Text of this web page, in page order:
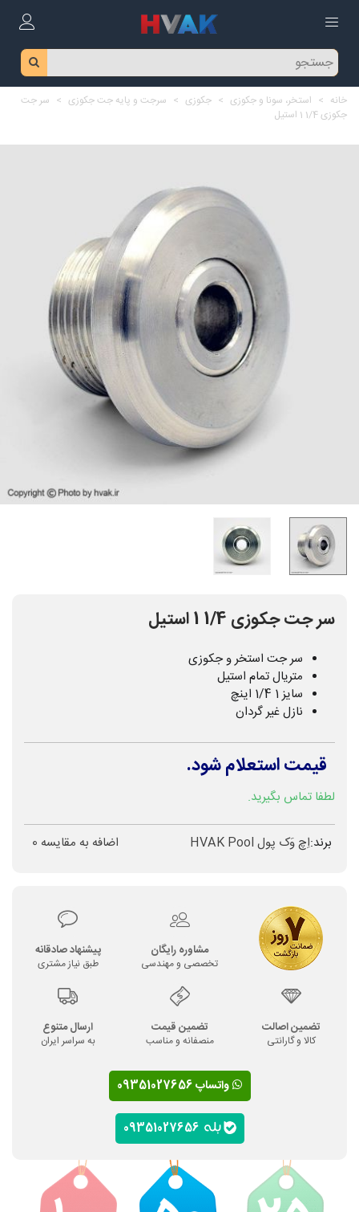
خانه > استخر، سونا و جکوزی > جکوزی > سرجت و پایه جت جکوزی > سر جت
جکوزی 1/4 1 استیل
سر جت جکوزی 1/4 1 استیل
سر جت استخر و جکوزی
متریال تمام استیل
سایز 1 1/4 اینچ
نازل غیر گردان
قیمت استعلام شود.
لطفا تماس بگیرید.
برند:اِچ وَک پول HVAK Pool اضافه به مقایسه 0
مشاوره رایگان
تخصصی و مهندسی
پیشنهاد صادقانه
طبق نیاز مشتری
تضمین اصالت
کالا و گارانتی
تضمین قیمت
منصفانه و مناسب
ارسال متنوع
به سراسر ایران
واتساپ 09351027656